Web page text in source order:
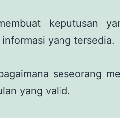
keputusan
yang tersedia.
seseorang
yang valid.